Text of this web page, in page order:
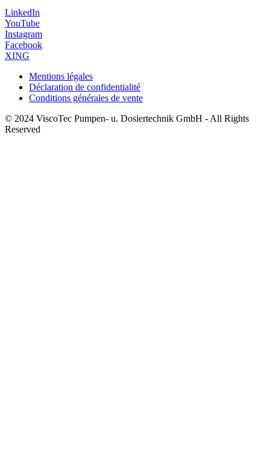
LinkedIn
YouTube
Instagram
Facebook
XING
Mentions légales
Déclaration de confidentialité
Conditions générales de vente
© 2024 ViscoTec Pumpen- u. Dosiertechnik GmbH - All Rights
Reserved